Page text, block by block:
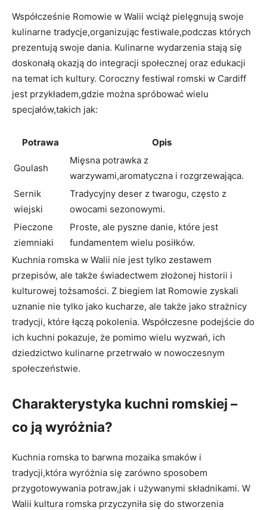
Współcześnie Romowie w Walii wciąż pielęgnują swoje
kulinarne tradycje,organizując festiwale,podczas których
prezentują swoje dania. Kulinarne wydarzenia stają się
doskonałą okazją do integracji społecznej oraz edukacji
na temat ich kultury. Coroczny festiwal romski w Cardiff
jest przykładem,gdzie można spróbować wielu
specjałów,takich jak:
Potrawa Opis
Goulash
Mięsna potrawka z
warzywami,aromatyczna i rozgrzewająca.
Sernik
wiejski
Tradycyjny deser z twarogu, często z
owocami sezonowymi.
Pieczone
ziemniaki
Proste, ale pyszne danie, które jest
fundamentem wielu posiłków.
Kuchnia romska w Walii nie jest tylko zestawem
przepisów, ale także świadectwem złożonej historii i
kulturowej tożsamości. Z biegiem lat Romowie zyskali
uznanie nie tylko jako kucharze, ale także jako strażnicy
tradycji, które łączą pokolenia. Współczesne podejście do
ich kuchni pokazuje, że pomimo wielu wyzwań, ich
dziedzictwo kulinarne przetrwało w nowoczesnym
społeczeństwie.
Charakterystyka kuchni romskiej –
co ją wyróżnia?
Kuchnia romska to barwna mozaika smaków i
tradycji,która wyróżnia się zarówno sposobem
przygotowywania potraw,jak i używanymi składnikami. W
Walii kultura romska przyczyniła się do stworzenia